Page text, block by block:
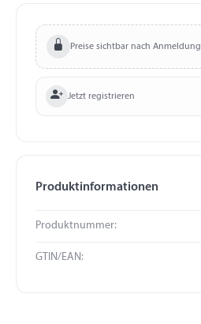
Preise sichtbar nach Anmeldung
Jetzt registrieren
Produktinformationen
Produktnummer:
GTIN/EAN: